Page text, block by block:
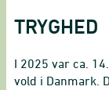
TRYGHED
I 2025 var ca.
vold i Danmark.